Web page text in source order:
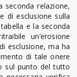
relazione,
di esclusione sulla
e la seconda
un’erosione
esclusione, ma ha
di tale onere
sul punto del tutto